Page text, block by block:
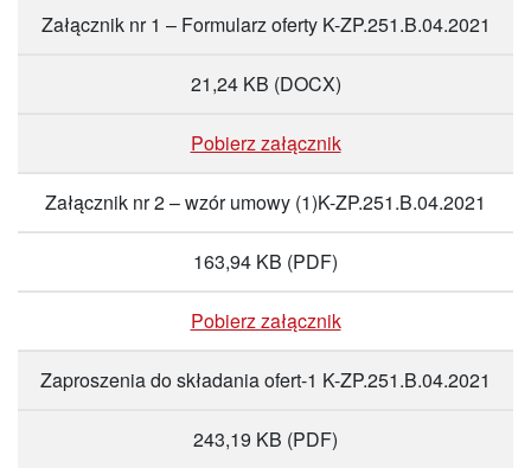
Załącznik nr 1 – Formularz oferty K-ZP.251.B.04.2021
21,24 KB (DOCX)
Pobierz załącznik
Załącznik nr 2 – wzór umowy (1)K-ZP.251.B.04.2021
163,94 KB (PDF)
Pobierz załącznik
Zaproszenia do składania ofert-1 K-ZP.251.B.04.2021
243,19 KB (PDF)